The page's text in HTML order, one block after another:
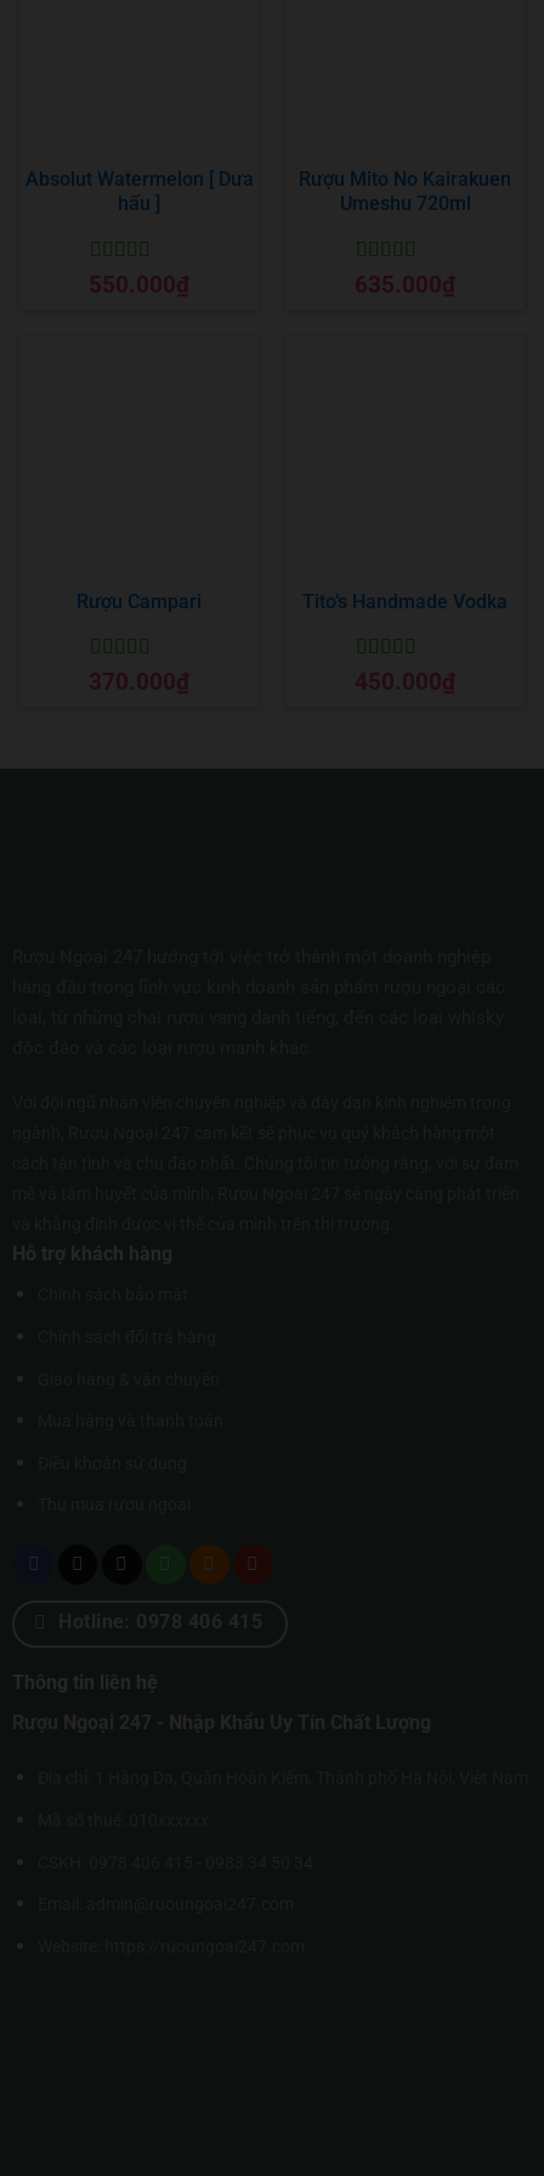
Absolut Watermelon [ Dưa
hấu ]
Được xếp
hạng55 sao
550.000₫
Rượu Mito No Kairakuen
Umeshu 720ml
Được xếp
hạng55 sao
635.000₫
Rượu Campari
Được xếp
hạng55 sao
370.000₫
Tito’s Handmade Vodka
Được xếp
hạng55 sao
450.000₫
Hỗ trợ khách hàng
Hotline: 0978 406 415
Thông tin liên hệ
Rượu Ngoại 247 - Nhập Khẩu Uy Tín Chất Lượng